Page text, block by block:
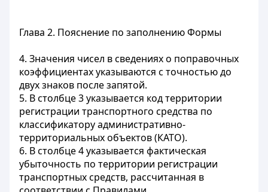
Глава 2. Пояснение по заполнению Формы
4. Значения чисел в сведениях о поправочных
коэффициентах указываются с точностью до
двух знаков после запятой.
5. В столбце 3 указывается код территории
регистрации транспортного средства по
классификатору административно-
территориальных объектов (КАТО).
6. В столбце 4 указывается фактическая
убыточность по территории регистрации
транспортных средств, рассчитанная в